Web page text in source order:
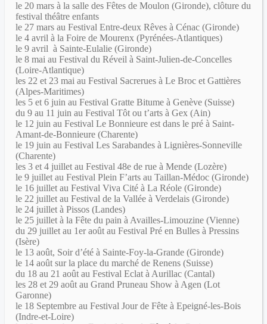
le 20 mars à la salle des Fêtes de Moulon (Gironde), clôture du
festival théâtre enfants
le 27 mars au Festival Entre-deux Rêves à Cénac (Gironde)
le 4 avril à la Foire de Mourenx (Pyrénées-Atlantiques)
le 9 avril à Sainte-Eulalie (Gironde)
le 8 mai au Festival du Réveil à Saint-Julien-de-Concelles
(Loire-Atlantique)
les 22 et 23 mai au Festival Sacrerues à Le Broc et Gattières
(Alpes-Maritimes)
les 5 et 6 juin au Festival Gratte Bitume à Genève (Suisse)
du 9 au 11 juin au Festival Tôt ou t’arts à Gex (Ain)
le 12 juin au Festival Le Bonnieure est dans le pré à Saint-
Amant-de-Bonnieure (Charente)
le 19 juin au Festival Les Sarabandes à Lignières-Sonneville
(Charente)
les 3 et 4 juillet au Festival 48e de rue à Mende (Lozère)
le 9 juillet au Festival Plein F’arts au Taillan-Médoc (Gironde)
le 16 juillet au Festival Viva Cité à La Réole (Gironde)
le 22 juillet au Festival de la Vallée à Verdelais (Gironde)
le 24 juillet à Pissos (Landes)
le 25 juillet à la Fête du pain à Availles-Limouzine (Vienne)
du 29 juillet au 1er août au Festival Pré en Bulles à Pressins
(Isère)
le 13 août, Soir d’été à Sainte-Foy-la-Grande (Gironde)
le 14 août sur la place du marché de Renens (Suisse)
du 18 au 21 août au Festival Eclat à Aurillac (Cantal)
les 28 et 29 août au Grand Pruneau Show à Agen (Lot
Garonne)
le 18 Septembre au Festival Jour de Fête à Epeigné-les-Bois
(Indre-et-Loire)